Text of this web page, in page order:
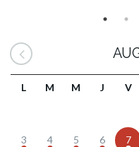
L M M J V
3 4 5 6 7